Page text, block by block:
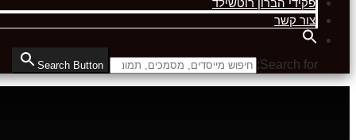
פקידי הברון רוטשילד
צור קשר
Search for:
Search Button